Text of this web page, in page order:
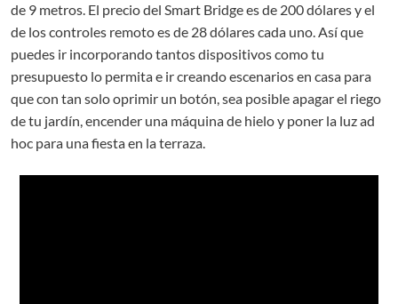
de 9 metros. El precio del Smart Bridge es de 200 dólares y el
de los controles remoto es de 28 dólares cada uno. Así que
puedes ir incorporando tantos dispositivos como tu
presupuesto lo permita e ir creando escenarios en casa para
que con tan solo oprimir un botón, sea posible apagar el riego
de tu jardín, encender una máquina de hielo y poner la luz ad
hoc para una fiesta en la terraza.